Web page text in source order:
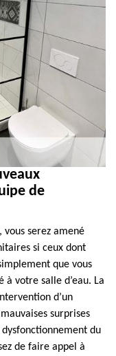
de
vous serez amené
si ceux dont
que vous
votre salle d’eau. La
d’un
surprises
dysfonctionnement du
de faire appel à